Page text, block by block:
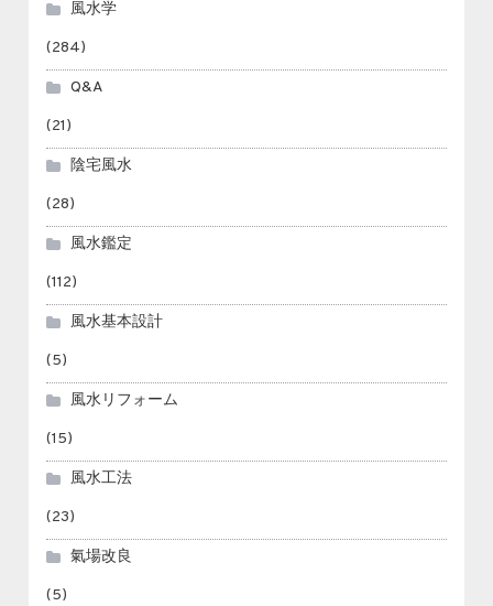
風水学
(284)
Q&A
(21)
陰宅風水
(28)
風水鑑定
(112)
風水基本設計
(5)
風水リフォーム
(15)
風水工法
(23)
氣場改良
(5)